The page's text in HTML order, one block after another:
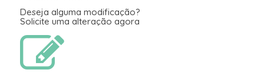
Deseja alguma modificação?
Solicite uma alteração agora